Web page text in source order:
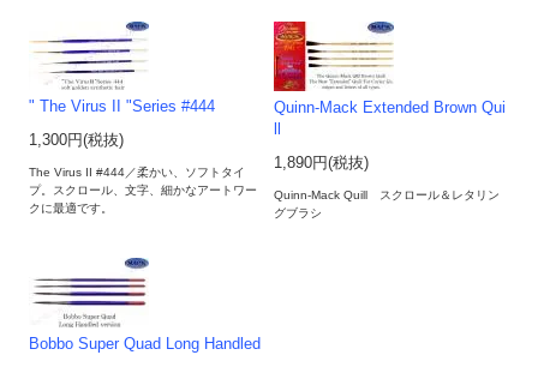
" The Virus II "Series #444
1,300円(税抜)
The Virus II #444／柔かい、ソフトタイ
プ。スクロール、文字、細かなアートワー
クに最適です。
Quinn-Mack Extended Brown Qui
1,890円(税抜)
Quinn-Mack Quill スクロール＆レタリン
グブラシ
Bobbo Super Quad Long Handled